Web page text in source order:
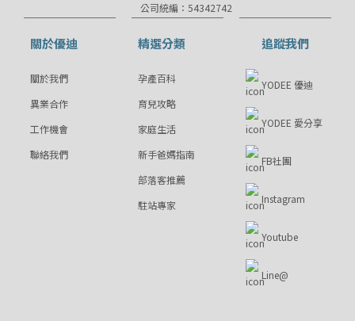
公司統編：54342742
關於優迪
關於我們
異業合作
工作機會
聯絡我們
精選分類
孕產百科
育兒攻略
家庭生活
新手爸媽指南
部落客推薦
駐站專家
追蹤我們
YODEE 優迪
YODEE 愛分享
FB社團
Instagram
Youtube
Line@